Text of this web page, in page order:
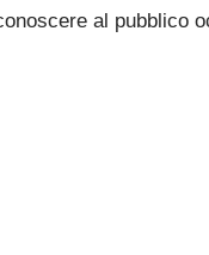
al pubblico